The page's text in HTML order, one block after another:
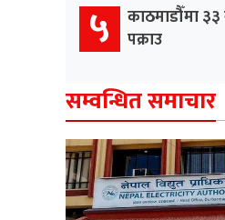
५ काठमाडौँमा ३३
पक्राउ
सम्वन्धित समाचार